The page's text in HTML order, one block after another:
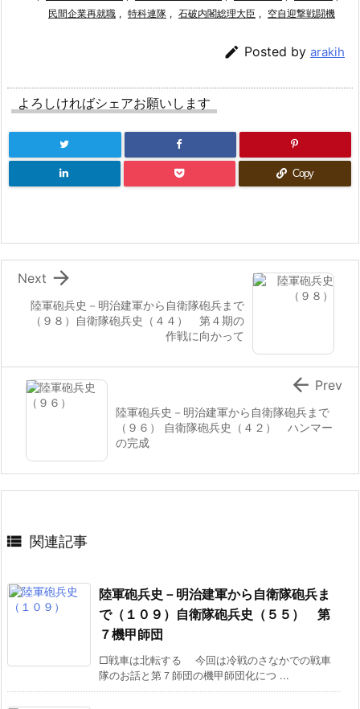
民間企業再就職 , 特科連隊 , 石破内閣総理大臣 , 空自迎撃戦闘機
 Posted by arakih
よろしければシェアお願いします
Copy
陸軍砲兵史－明治建軍から自衛隊砲兵まで
（９８）自衛隊砲兵史（４４） 第４期の
作戦に向かって

Next
陸軍砲兵史－明治建軍から自衛隊砲兵まで
（９６） 自衛隊砲兵史（４２） ハンマー
の完成
 Prev
 関連記事
陸軍砲兵史－明治建軍から自衛隊砲兵ま
で（１０９）自衛隊砲兵史（５５） 第
７機甲師団
□戦車は北転する 今回は冷戦のさなかでの戦車
隊のお話と第７師団の機甲師団化につ ...